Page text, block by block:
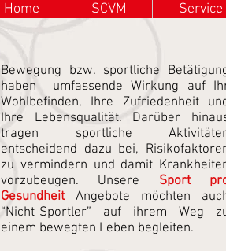
Home SCVM Service
Bewegung bzw. sportliche
haben umfassende Wirkung auf
Wohlbefinden, Ihre Zufriedenheit
Ihre Lebensqualität. Darüber
tragen sportliche
entscheidend dazu bei,
zu vermindern und damit
vorzubeugen. Unsere Sport
GesundheitAngebote möchten
“Nicht-Sportler” auf ihrem Weg
einem bewegten Leben begleiten.